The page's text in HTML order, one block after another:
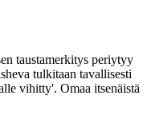
taustamerkitys periytyy
tulkitaan tavallisesti
vihitty'. Omaa itsenäistä